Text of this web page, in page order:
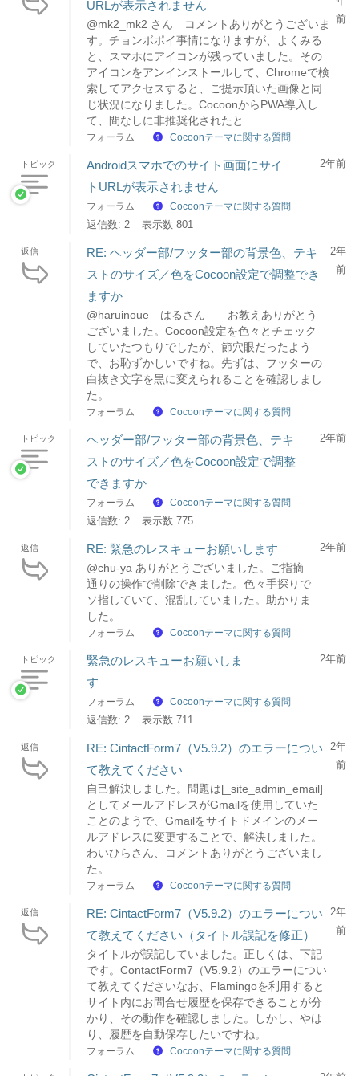
URLが表示されません
@mk2_mk2 さん コメントありがとうございま
す。チョンボポイ事情になりますが、よくみる
と、スマホにアイコンが残っていました。その
アイコンをアンインストールして、Chromeで検
索してアクセスすると、ご提示頂いた画像と同
じ状況になりました。CocoonからPWA導入し
て、間なしに非推奨化されたと...
前
フォーラム Cocoonテーマに関する質問
トピック
Androidスマホでのサイト画面にサイ
トURLが表示されません
2年前
フォーラム Cocoonテーマに関する質問
返信数: 2 表示数 801
返信
RE: ヘッダー部/フッター部の背景色、テキ
ストのサイズ／色をCocoon設定で調整でき
ますか
@haruinoue はるさん お教えありがとう
ございました。Cocoon設定を色々とチェック
していたつもりでしたが、節穴眼だったよう
で、お恥ずかしいですね。先ずは、フッターの
白抜き文字を黒に変えられることを確認しまし
た。
2年
前
フォーラム Cocoonテーマに関する質問
トピック
ヘッダー部/フッター部の背景色、テキ
ストのサイズ／色をCocoon設定で調整
できますか
2年前
フォーラム Cocoonテーマに関する質問
返信数: 2 表示数 775
返信 RE: 緊急のレスキューお願いします
@chu-ya ありがとうございました。ご指摘
通りの操作で削除できました。色々手探りで
ソ指していて、混乱していました。助かりま
した。
2年前
フォーラム Cocoonテーマに関する質問
トピック
緊急のレスキューお願いしま
す
2年前
フォーラム Cocoonテーマに関する質問
返信数: 2 表示数 711
返信
RE: CintactForm7（V5.9.2）のエラーについ
て教えてください
自己解決しました。問題は[_site_admin_email]
としてメールアドレスがGmailを使用していた
ことのようで、Gmailをサイトドメインのメー
ルアドレスに変更することで、解決しました。
わいひらさん、コメントありがとうございまし
た。
2年
前
フォーラム Cocoonテーマに関する質問
返信
RE: CintactForm7（V5.9.2）のエラーについ
て教えてください（タイトル誤記を修正）
タイトルが誤記していました。正しくは、下記
です。ContactForm7（V5.9.2）のエラーについ
て教えてくださいなお、Flamingoを利用すると
サイト内にお問合せ履歴を保存できることが分
かり、その動作を確認しました。しかし、やは
り、履歴を自動保存したいですね。
2年
前
フォーラム Cocoonテーマに関する質問